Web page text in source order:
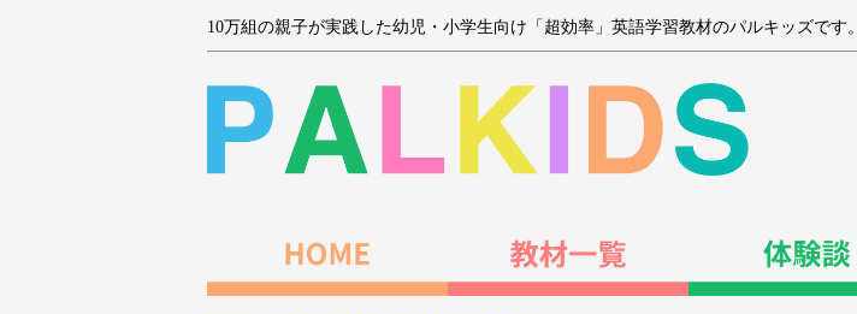
10万組の親子が実践した幼児・小学生向け「超効率」英語学習教材のパルキッズです。